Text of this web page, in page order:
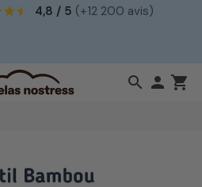
4,8 / 5 (+12 200 avis)
search  shopping_cart